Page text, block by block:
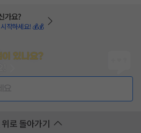
가요?
작하세요! 💰💰
있나요?
위로 돌아가기